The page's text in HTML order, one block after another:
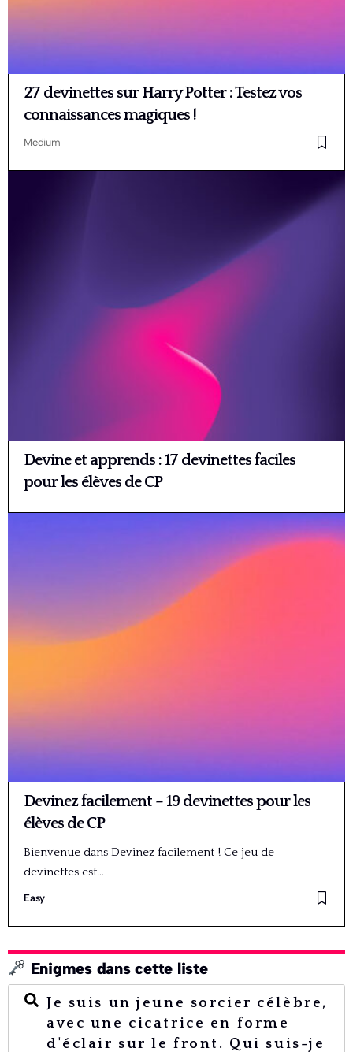
27 devinettes sur Harry Potter : Testez vos
connaissances magiques !
Medium
Devine et apprends : 17 devinettes faciles
pour les élèves de CP
Devinez facilement – 19 devinettes pour les
élèves de CP
Bienvenue dans Devinez facilement ! Ce jeu de
devinettes est…
Easy
Enigmes dans cette liste
Je suis un jeune sorcier célèbre,
avec une cicatrice en forme
d'éclair sur le front. Qui suis-je